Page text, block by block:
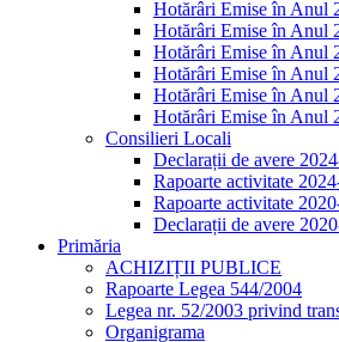
Hotărâri Emise în Anul
Hotărâri Emise în Anul
Hotărâri Emise în Anul
Hotărâri Emise în Anul
Hotărâri Emise în Anul
Hotărâri Emise în Anul
Consilieri Locali
Declarații de avere
Rapoarte activitate
Rapoarte activitate
Declarații de avere
Primăria
ACHIZIȚII PUBLICE
Rapoarte Legea 544/2004
Legea nr. 52/2003 privind
Organigrama